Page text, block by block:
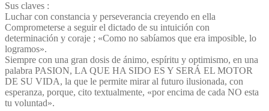
Sus claves :
Luchar con constancia y perseverancia creyendo en ella
Comprometerse a seguir el dictado de su intuición con
determinación y coraje ; «Como no sabíamos que era imposible, lo
logramos».
Siempre con una gran dosis de ánimo, espíritu y optimismo, en una
palabra PASION, LA QUE HA SIDO ES Y SERÁ EL MOTOR
DE SU VIDA, la que le permite mirar al futuro ilusionada, con
esperanza, porque, cito textualmente, «por encima de cada NO esta
tu voluntad».